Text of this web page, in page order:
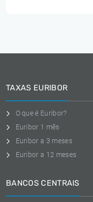
TAXAS EURIBOR
O que é Euribor?
Euribor 1 mês
Euribor a 3 meses
Euribor a 12 meses
BANCOS CENTRAIS